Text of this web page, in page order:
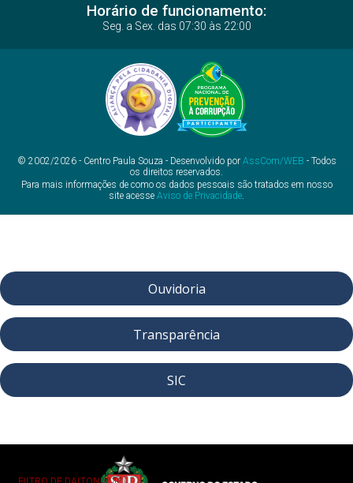
Horário de funcionamento:
Seg. a Sex. das 07:30 às 22:00
© 2002/2026 - Centro Paula Souza - Desenvolvido por AssCom/WEB - Todos
os direitos reservados.
Para mais informações de como os dados pessoais são tratados em nosso
site acesse Aviso de Privacidade
Ouvidoria
Transparência
SIC